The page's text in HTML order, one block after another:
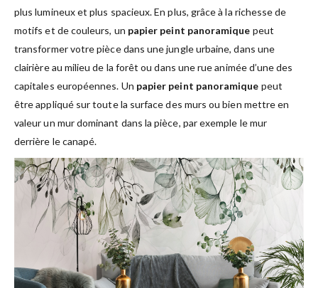
plus lumineux et plus spacieux. En plus, grâce à la richesse de
motifs et de couleurs, un papier peint panoramique peut
transformer votre pièce dans une jungle urbaine, dans une
clairière au milieu de la forêt ou dans une rue animée d’une des
capitales européennes. Un papier peint panoramique peut
être appliqué sur toute la surface des murs ou bien mettre en
valeur un mur dominant dans la pièce, par exemple le mur
derrière le canapé.